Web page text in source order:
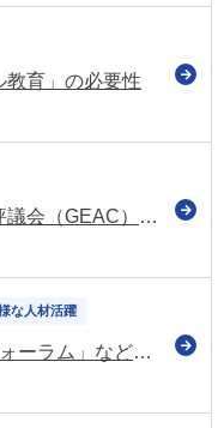
教育」の必要性
ジェンダー平等アドバイザリー評議会（GEAC）による総理表敬 最終報告書を受領
な人材活躍
令和5年度「高年齢者活躍企業フォーラム」などのアーカイブ配信開始（高齢・障害・求職者雇用支援機構）